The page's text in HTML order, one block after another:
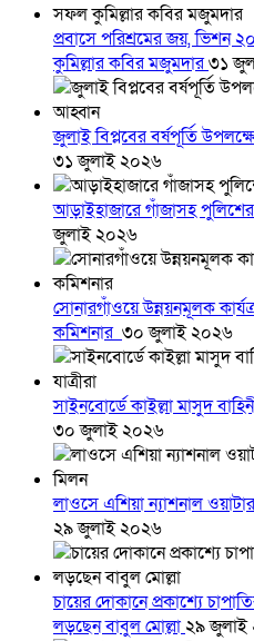
প্রবাসে পরিশ্রমের জয়,
কুমিল্লার কবির মজুমদার৩১
জুলাই বিপ্লবের বর্ষপূর্তি
৩১ জুলাই ২০২৬
আড়াইহাজারে গাঁজাসহ
জুলাই ২০২৬
সোনারগাঁওয়ে উন্নয়নমূলক
কমিশনার ৩০ জুলাই ২০২৬
সাইনবোর্ডে কাইল্লা মাসুদ
৩০ জুলাই ২০২৬
লাওসে এশিয়া ন্যাশনাল
২৯ জুলাই ২০২৬
চায়ের দোকানে প্রকাশ্যে
লড়ছেন বাবুল মোল্লা২৯